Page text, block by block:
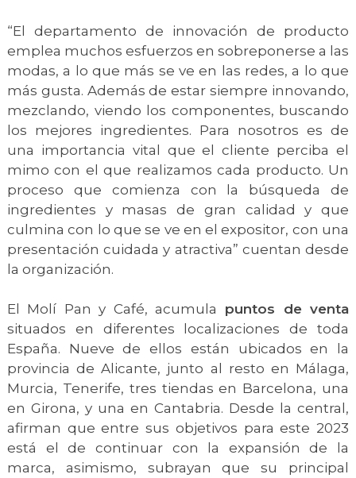
“El departamento de innovación de producto
emplea muchos esfuerzos en sobreponerse a las
modas, a lo que más se ve en las redes, a lo que
más gusta. Además de estar siempre innovando,
mezclando, viendo los componentes, buscando
los mejores ingredientes. Para nosotros es de
una importancia vital que el cliente perciba el
mimo con el que realizamos cada producto. Un
proceso que comienza con la búsqueda de
ingredientes y masas de gran calidad y que
culmina con lo que se ve en el expositor, con una
presentación cuidada y atractiva” cuentan desde
la organización.
El Molí Pan y Café, acumula puntos de venta
situados en diferentes localizaciones de toda
España. Nueve de ellos están ubicados en la
provincia de Alicante, junto al resto en Málaga,
Murcia, Tenerife, tres tiendas en Barcelona, una
en Girona, y una en Cantabria. Desde la central,
afirman que entre sus objetivos para este 2023
está el de continuar con la expansión de la
marca, asimismo, subrayan que su principal